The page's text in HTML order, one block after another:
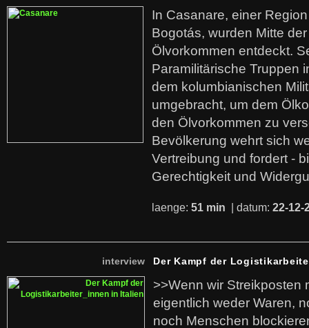
In Casanare, einer
Bogotás, wurden Mitte
Ölvorkommen entdeckt.
Paramilitärische Truppen
dem kolumbianischen
umgebracht, um dem
den Ölvorkommen zu
Bevölkerung wehrt sich
Vertreibung und fordert -
Gerechtigkeit und
laenge: 51 min | datum: 22-12-
interview Der Kampf der
>>Wenn wir Streikposten
eigentlich weder Waren,
noch Menschen